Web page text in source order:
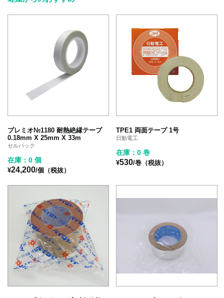
プレミオ№1180 耐熱絶縁テープ
0.18mm X 25mm X 33m
セルパック
在庫：0 個
¥24,200/個（税抜）
TPE1 両面テープ 1号
日動電工
在庫：0 巻
¥530/巻（税抜）